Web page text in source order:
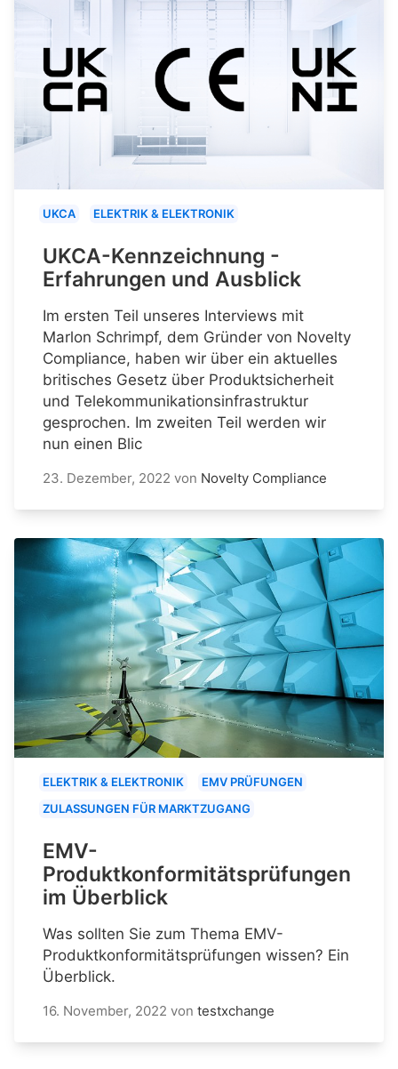
UKCA ELEKTRIK & ELEKTRONIK
UKCA-Kennzeichnung -
Erfahrungen und Ausblick
Im ersten Teil unseres Interviews mit
Marlon Schrimpf, dem Gründer von Novelty
Compliance, haben wir über ein aktuelles
britisches Gesetz über Produktsicherheit
und Telekommunikationsinfrastruktur
gesprochen. Im zweiten Teil werden wir
nun einen Blic
23. Dezember, 2022 von Novelty Compliance
ELEKTRIK & ELEKTRONIK
EMV PRÜFUNGEN
ZULASSUNGEN FÜR MARKTZUGANG
EMV-
Produktkonformitätsprüfungen
im Überblick
Was sollten Sie zum Thema EMV-
Produktkonformitätsprüfungen wissen? Ein
Überblick.
16. November, 2022 von testxchange